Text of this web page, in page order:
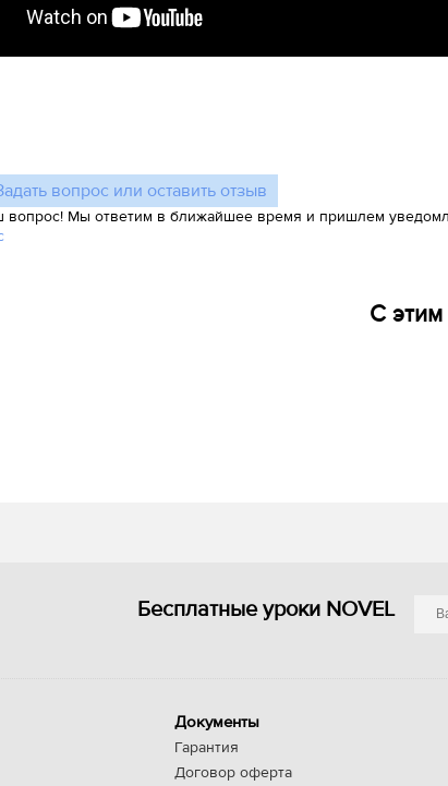
вопрос или оставить отзыв
вопрос! Мы ответим в ближайшее время и пришлем
С
Бесплатные уроки NOVEL
Документы
Гарантия
Договор оферта